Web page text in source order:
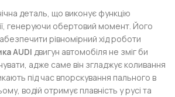
деталь, що виконує функцію
генеруючи обертовий момент. Його
рівномірний хід роботи
AUDI двигун автомобіля не зміг би
адже саме він згладжує коливання
під час впорскування пального в
водій отримує плавність у русі та